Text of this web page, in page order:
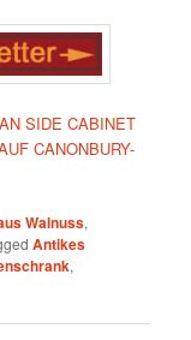
SIDE CABINET
CANONBURY-
Walnuss,
Antikes
,